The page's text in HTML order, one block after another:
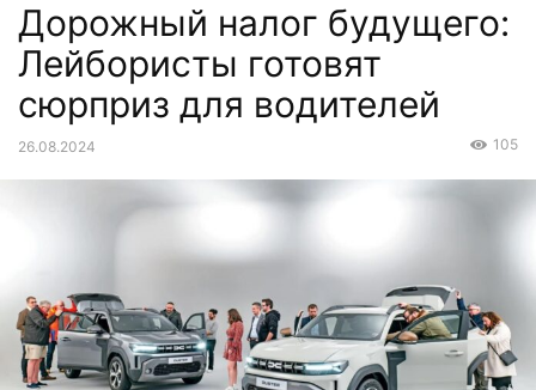
Дорожный налог будущего:
Лейбористы готовят
сюрприз для водителей
26.08.2024 105